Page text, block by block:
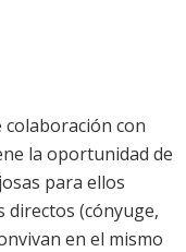
colaboración con
la oportunidad de
para ellos
directos (cónyuge,
en el mismo